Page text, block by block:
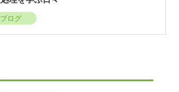
ブログ